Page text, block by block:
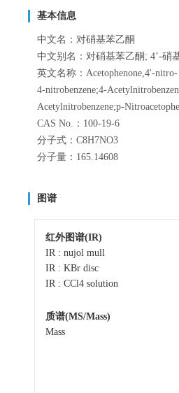
基本信息
中文名：对硝基苯乙酮
中文别名：对硝基苯乙酮; 4’-硝
英文名称：Acetophenone,4'-
4-nitrobenzene;4-
Acetylnitrobenzene;p-
CAS No.：100-19-6
分子式：C8H7NO3
分子量：165.14608
图谱
红外图谱(IR)
IR : nujol mull
IR : KBr disc
IR : CCl4 solution
质谱(MS/Mass)
Mass